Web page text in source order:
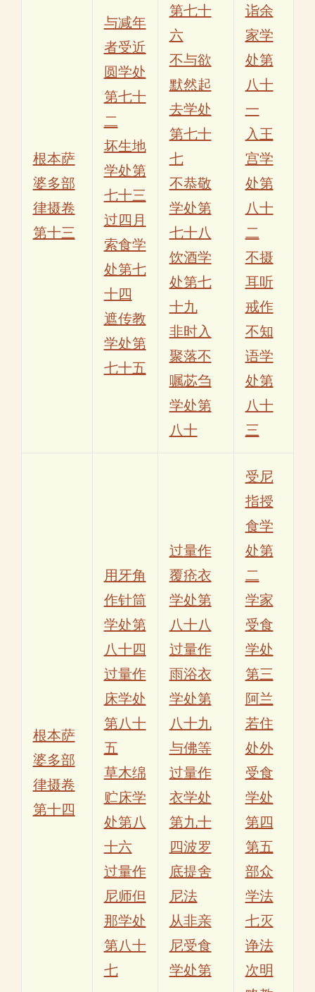
根本萨
婆多部
律摄卷
第十三
与减年
者受近
圆学处
第七十
二
坏生地
学处第
七十三
过四月
索食学
处第七
十四
遮传教
学处第
七十五
第七十
六
不与欲
默然起
去学处
第七十
七
不恭敬
学处第
七十八
饮酒学
处第七
十九
非时入
聚落不
嘱苾刍
学处第
八十
诣余
家学
处第
八十
一
入王
宫学
处第
八十
二
不摄
耳听
戒作
不知
语学
处第
八十
三
根本萨
婆多部
律摄卷
第十四
用牙角
作针筒
学处第
八十四
过量作
床学处
第八十
五
草木绵
贮床学
处第八
十六
过量作
尼师但
那学处
第八十
七
过量作
覆疮衣
学处第
八十八
过量作
雨浴衣
学处第
八十九
与佛等
过量作
衣学处
第九十
四波罗
底提舍
尼法
从非亲
尼受食
学处第
受尼
指授
食学
处第
二
学家
受食
学处
第三
阿兰
若住
处外
受食
学处
第四
第五
部众
学法
七灭
诤法
次明